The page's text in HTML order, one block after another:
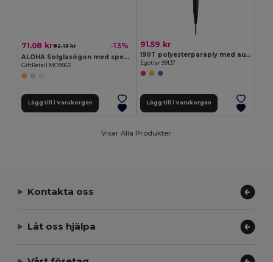
71.08 kr82.13 kr -13%
ALOHA Solglasögon med spegelglas
GiftRetail MO9863
Lägg till i Varukorgen
91.59 kr
190T polyesterparaply med automatisk öppning
Egotier 99137
Lägg till i Varukorgen
Visar Alla Produkter.
Kontakta oss
Låt oss hjälpa